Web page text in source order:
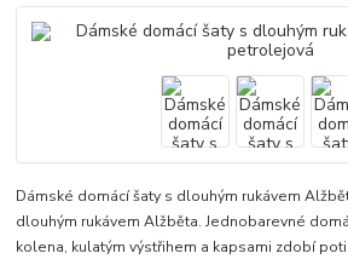
Dámské domácí šaty s dlouhým rukávem
dlouhým rukávem Alžběta. Jednobarevné
kolena, kulatým výstřihem a kapsami zdobí